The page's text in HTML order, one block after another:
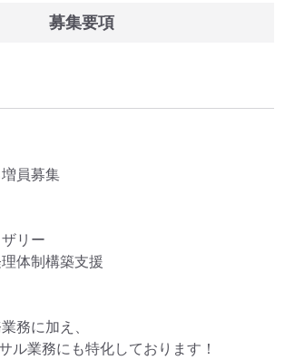
募集要項
員募集
リー
体制構築支援
務に加え、
ル業務にも特化しております！